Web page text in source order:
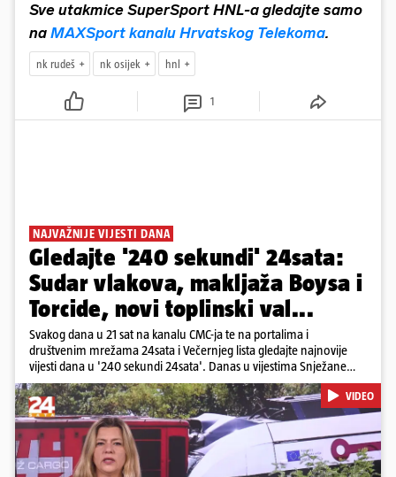
Sve utakmice SuperSport HNL-a gledajte samo
na MAXSport kanalu Hrvatskog Telekoma.
nk rudeš nk osijek hnl
1
NAJVAŽNIJE VIJESTI DANA
Gledajte '240 sekundi' 24sata:
Sudar vlakova, makljaža Boysa i
Torcide, novi toplinski val...
Svakog dana u 21 sat na kanalu CMC-ja te na portalima i
društvenim mrežama 24sata i Večernjeg lista gledajte najnovije
vijesti dana u '240 sekundi 24sata'. Danas u vijestima Snježane
Krnetić: Željeznička nesreća između kolodvora Sveti Ivan Žabno i
Gradec, masovna tučnjava Boysa i Torcide, prijeti nestašica vode
kraj Požege...
VIDEO